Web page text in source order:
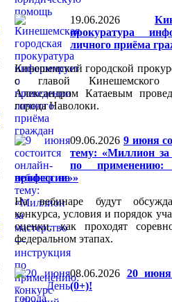
19.06.2026
прокуратура
личного приёма
Кинешемский городской
с главой Кинешемского
Александром Катаевым
города Наволоки.
09.06.2026 9 июня
тему: «Миллион
по
профессии»»
На вебинаре будут
конкурса, условия и порядок
оценки, как проходят
федеральном этапах.
08.06.2026 20
(0+)!